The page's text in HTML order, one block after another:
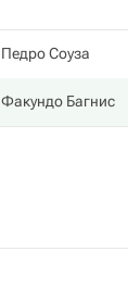
Педро Соуза
Факундо Багнис